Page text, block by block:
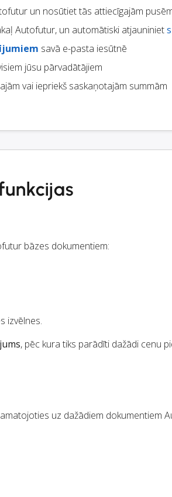
un nosūtiet tās attiecīgajām
Autofutur, un automātiski atjauniniet
savā e-pasta iesūtnē
jūsu pārvadātājiem
vai iepriekš saskaņotajām summām
bāzes dokumentiem:
izvēlnes.
, pēc kura tiks parādīti dažādi cenu
uz dažādiem dokumentiem